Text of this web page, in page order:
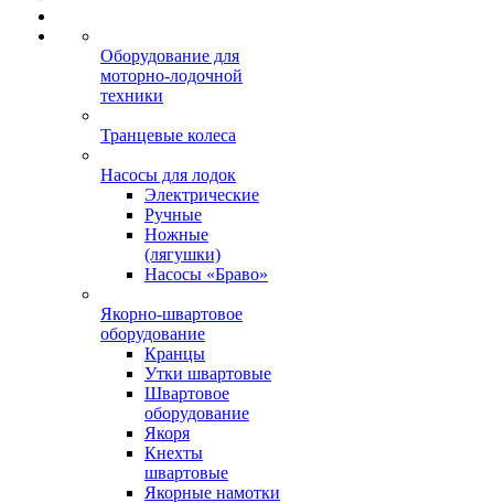
Оборудование для
моторно-лодочной
техники
Транцевые колеса
Насосы для лодок
Электрические
Ручные
Ножные
(лягушки)
Насосы «Браво»
Якорно-швартовое
оборудование
Кранцы
Утки швартовые
Швартовое
оборудование
Якоря
Кнехты
швартовые
Якорные намотки